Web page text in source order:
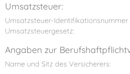
Umsatzsteuer:
Umsatzsteuer-
Umsatzsteuergesetz:
Angaben zur
Name und Sitz des Versicherers: